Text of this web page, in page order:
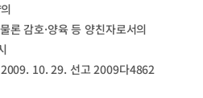
론 감호·양육 등 양친자로서의
10. 29. 선고 2009다4862